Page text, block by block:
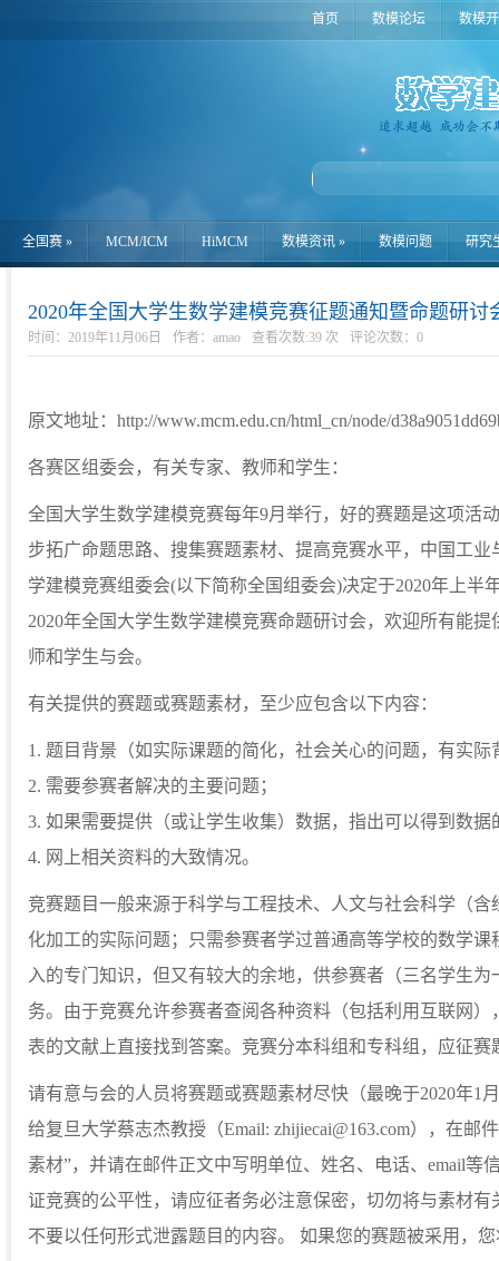
首页 数模论坛 数模
全国赛 » MCM/ICM HiMCM 数模资讯 » 数模问题 研究
2020年全国大学生数学建模竞赛征题通知暨命题研讨
时间：2019年11月06日 作者：amao 查看次数:39 次 评论次数： 0
原文地址：http://www.mcm.edu.cn/html_cn/node/
各赛区组委会，有关专家、教师和学生：
全国大学生数学建模竞赛每年9月举行，好的赛题是这项活
步拓广命题思路、搜集赛题素材、提高竞赛水平，中国工
学建模竞赛组委会(以下简称全国组委会)决定于2020年上半
2020年全国大学生数学建模竞赛命题研讨会，欢迎所有能
师和学生与会。
有关提供的赛题或赛题素材，至少应包含以下内容：
1. 题目背景（如实际课题的简化，社会关心的问题，有实际
2. 需要参赛者解决的主要问题；
3. 如果需要提供（或让学生收集）数据，指出可以得到数据
4. 网上相关资料的大致情况。
竞赛题目一般来源于科学与工程技术、人文与社会科学（
化加工的实际问题；只需参赛者学过普通高等学校的数学
入的专门知识，但又有较大的余地，供参赛者（三名学生
务。由于竞赛允许参赛者查阅各种资料（包括利用互联网
表的文献上直接找到答案。竞赛分本科组和专科组，应征
请有意与会的人员将赛题或赛题素材尽快（最晚于2020年1
给复旦大学蔡志杰教授（Email: zhijiecai@163.com），在邮
素材”，并请在邮件正文中写明单位、姓名、电话、email等
证竞赛的公平性，请应征者务必注意保密，切勿将与素材
不要以任何形式泄露题目的内容。 如果您的赛题被采用，